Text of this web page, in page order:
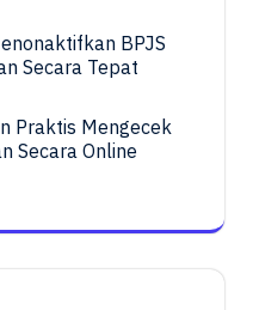
BPJS
Secara Tepat
Praktis Mengecek
Secara Online